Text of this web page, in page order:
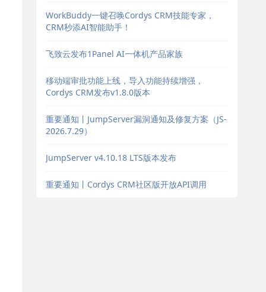
WorkBuddy一键召唤Cordys CRM技能专家，
CRM秒添AI智能助手！
飞致云发布1Panel AI一体机产品家族
移动端审批功能上线，导入功能持续增强，
Cordys CRM发布v1.8.0版本
重要通知丨JumpServer漏洞通知及修复方案（JS-
2026.7.29）
JumpServer v4.10.18 LTS版本发布
重要通知丨Cordys CRM社区版开放API调用